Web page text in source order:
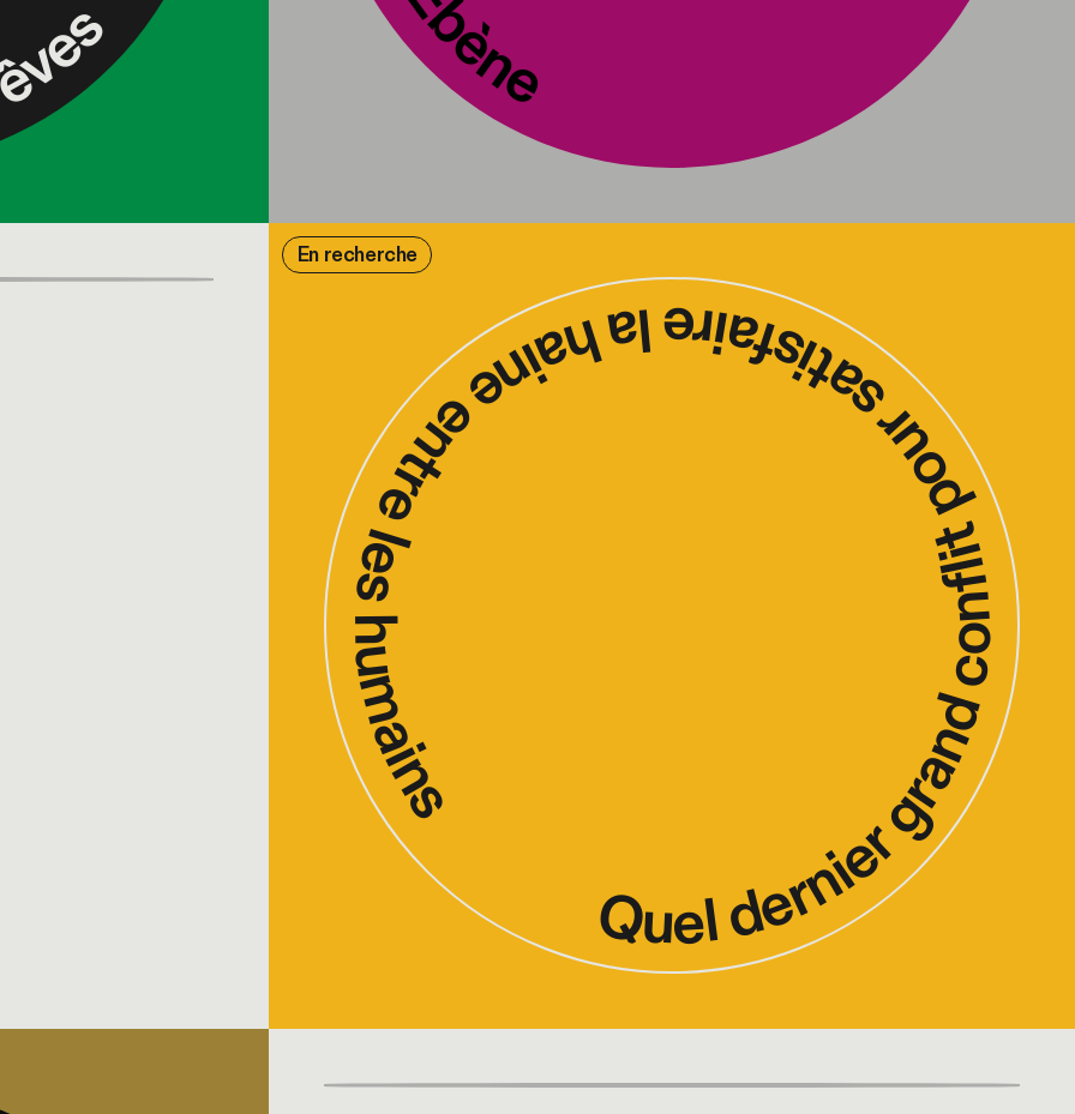
En recherche
Quel dernier grand conflit pour satisfaire la haine